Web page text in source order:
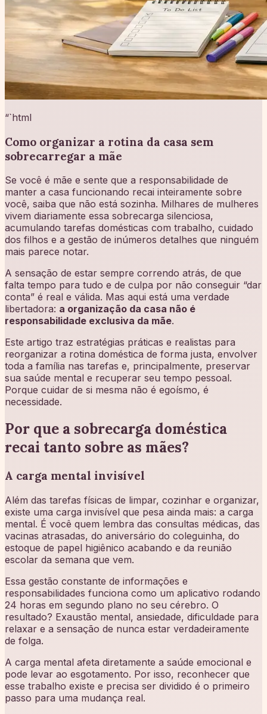
“`html
Como organizar a rotina da casa sem
sobrecarregar a mãe
Se você é mãe e sente que a responsabilidade de
manter a casa funcionando recai inteiramente sobre
você, saiba que não está sozinha. Milhares de mulheres
vivem diariamente essa sobrecarga silenciosa,
acumulando tarefas domésticas com trabalho, cuidado
dos filhos e a gestão de inúmeros detalhes que ninguém
mais parece notar.
A sensação de estar sempre correndo atrás, de que
falta tempo para tudo e de culpa por não conseguir “dar
conta” é real e válida. Mas aqui está uma verdade
libertadora: a organização da casa não é
responsabilidade exclusiva da mãe.
Este artigo traz estratégias práticas e realistas para
reorganizar a rotina doméstica de forma justa, envolver
toda a família nas tarefas e, principalmente, preservar
sua saúde mental e recuperar seu tempo pessoal.
Porque cuidar de si mesma não é egoísmo, é
necessidade.
Por que a sobrecarga doméstica
recai tanto sobre as mães?
A carga mental invisível
Além das tarefas físicas de limpar, cozinhar e organizar,
existe uma carga invisível que pesa ainda mais: a carga
mental. É você quem lembra das consultas médicas, das
vacinas atrasadas, do aniversário do coleguinha, do
estoque de papel higiênico acabando e da reunião
escolar da semana que vem.
Essa gestão constante de informações e
responsabilidades funciona como um aplicativo rodando
24 horas em segundo plano no seu cérebro. O
resultado? Exaustão mental, ansiedade, dificuldade para
relaxar e a sensação de nunca estar verdadeiramente
de folga.
A carga mental afeta diretamente a saúde emocional e
pode levar ao esgotamento. Por isso, reconhecer que
esse trabalho existe e precisa ser dividido é o primeiro
passo para uma mudança real.